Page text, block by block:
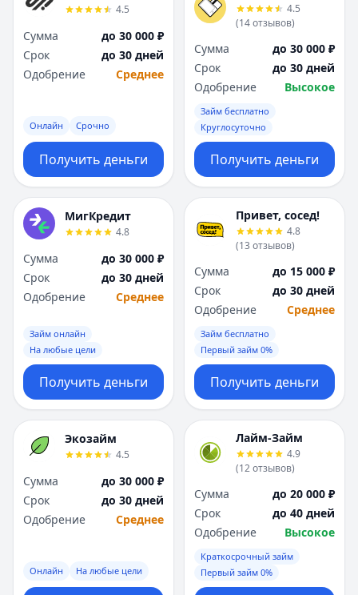
4.5
Сумма
до 30 000 ₽
Срок
до 30 дней
Одобрение
Среднее
Онлайн Срочно
Получить деньги
4.5
(14отзывов)
Сумма
до 30 000 ₽
Срок
до 30 дней
Одобрение
Высокое
Займ бесплатно
Круглосуточно
Получить деньги
МигКредит
4.8
Сумма
до 30 000 ₽
Срок
до 30 дней
Одобрение
Среднее
Займ онлайн
На любые цели
Получить деньги
Привет, сосед!
4.8
(13 отзывов)
Сумма
до 15 000 ₽
Срок
до 30 дней
Одобрение
Среднее
Займ бесплатно
Первый займ 0%
Получить деньги
Экозайм
4.5
Сумма
до 30 000 ₽
Срок
до 30 дней
Одобрение
Среднее
Онлайн На любые цели
Лайм-Займ
4.9
(12отзывов)
Сумма
до 20 000 ₽
Срок
до 40 дней
Одобрение
Высокое
Краткосрочный займ
Первый займ 0%